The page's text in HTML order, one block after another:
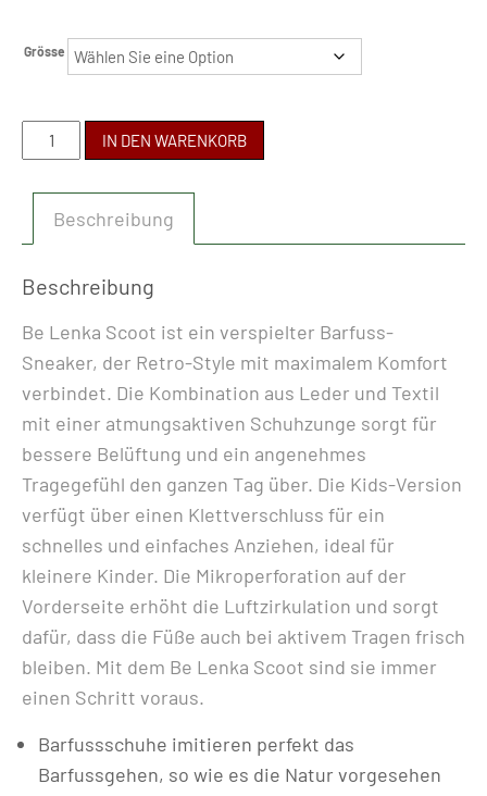
Grösse
LENKA
SCOOT
KIDS
WHITE
BLACK
Menge
IN DEN WARENKORB
Beschreibung
Beschreibung
Be Lenka Scoot ist ein verspielter Barfuss-
Sneaker, der Retro-Style mit maximalem Komfort
verbindet. Die Kombination aus Leder und Textil
mit einer atmungsaktiven Schuhzunge sorgt für
bessere Belüftung und ein angenehmes
Tragegefühl den ganzen Tag über. Die Kids-Version
verfügt über einen Klettverschluss für ein
schnelles und einfaches Anziehen, ideal für
kleinere Kinder. Die Mikroperforation auf der
Vorderseite erhöht die Luftzirkulation und sorgt
dafür, dass die Füße auch bei aktivem Tragen frisch
bleiben. Mit dem Be Lenka Scoot sind sie immer
einen Schritt voraus.
Barfussschuhe imitieren perfekt das
Barfussgehen, so wie es die Natur vorgesehen